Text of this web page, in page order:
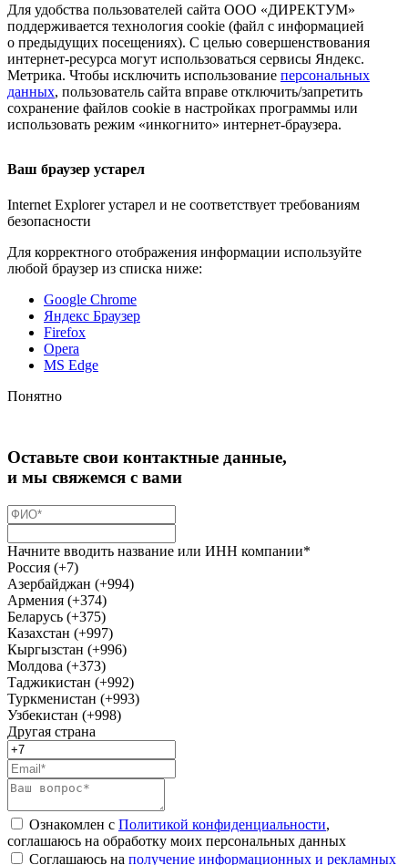
Для удобства пользователей сайта ООО «ДИРЕКТУМ»
поддерживается технология cookie (файл с информацией
о предыдущих посещениях). С целью совершенствования
интернет-ресурса могут использоваться сервисы Яндекс.
Метрика. Чтобы исключить использование персональных
данных, пользователь сайта вправе отключить/запретить
сохранение файлов cookie в настройках программы или
использовать режим «инкогнито» интернет-браузера.
Ваш браузер устарел
Internet Explorer устарел и не соответствует требованиям
безопасности
Для корректного отображения информации используйте
любой браузер из списка ниже:
Google Chrome
Яндекс Браузер
Firefox
Opera
MS Edge
Понятно
Оставьте свои контактные данные,
и мы свяжемся с вами
Начните вводить название или ИНН компании*
Россия (+7)
Азербайджан (+994)
Армения (+374)
Беларусь (+375)
Казахстан (+997)
Кыргызстан (+996)
Молдова (+373)
Таджикистан (+992)
Туркменистан (+993)
Узбекистан (+998)
Другая страна
Ознакомлен с Политикой конфиденциальности,
соглашаюсь на обработку моих персональных данных
Соглашаюсь на получение информационных и рекламных